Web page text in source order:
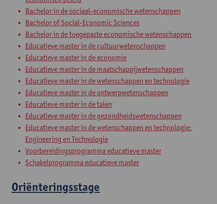
Bachelor in de sociaal-economische wetenschappen
Bachelor of Social-Economic Sciences
Bachelor in de toegepaste economische wetenschappen
Educatieve master in de cultuurwetenschappen
Educatieve master in de economie
Educatieve master in de maatschappijwetenschappen
Educatieve master in de wetenschappen en technologie
Educatieve master in de ontwerpwetenschappen
Educatieve master in de talen
Educatieve master in de gezondheidswetenschappen
Educatieve master in de wetenschappen en technologie:
Engineering en Technologie
Voorbereidingsprogramma educatieve master
Schakelprogramma educatieve master
Oriënteringsstage